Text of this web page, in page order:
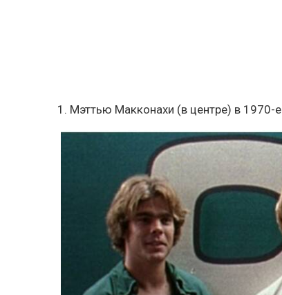
1. Мэттью Макконахи (в центре) в 1970-е